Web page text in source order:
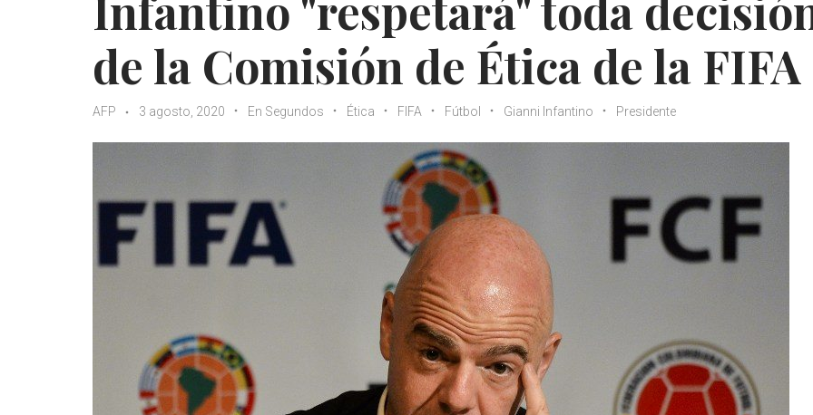
de la Comisión de Ética de la FIFA
AFP 3 agosto, 2020 En Segundos Ética FIFA Fútbol Gianni Infantino Presidente